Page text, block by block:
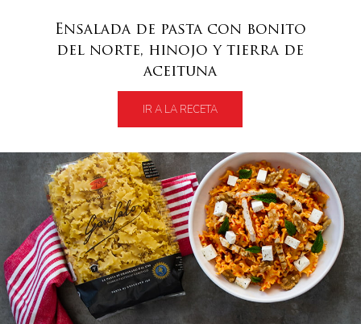
Ensalada de pasta con bonito
del norte, hinojo y tierra de
aceituna
IR A LA RECETA